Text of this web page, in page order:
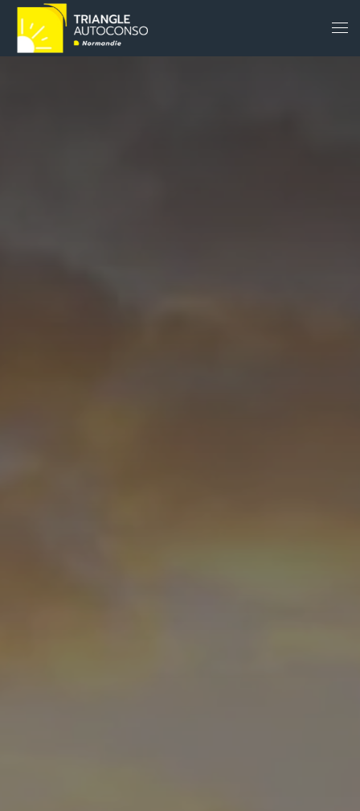
Accéder au contenu principal
Panneau de gestion des cookies